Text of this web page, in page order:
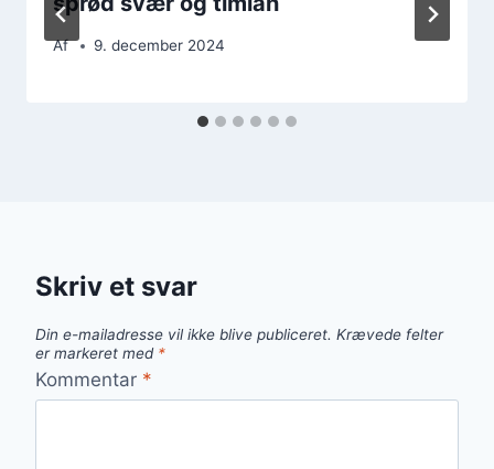
Af 9. december 2024
Skriv et svar
Din e-mailadresse vil ikke blive publiceret. Krævede felter
er markeret med *
Kommentar *